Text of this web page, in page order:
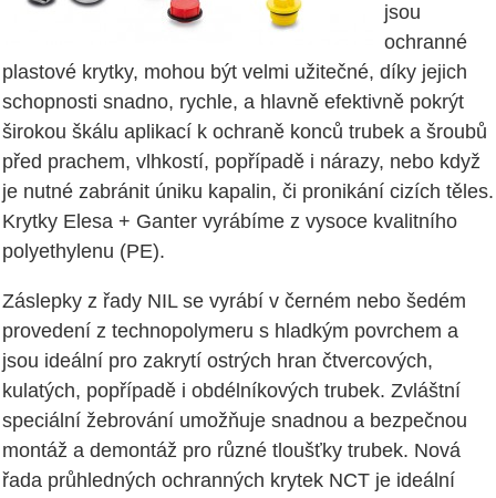
jsou
ochranné
plastové krytky, mohou být velmi užitečné, díky jejich
schopnosti snadno, rychle, a hlavně efektivně pokrýt
širokou škálu aplikací k ochraně konců trubek a šroubů
před prachem, vlhkostí, popřípadě i nárazy, nebo když
je nutné zabránit úniku kapalin, či pronikání cizích těles.
Krytky Elesa + Ganter vyrábíme z vysoce kvalitního
polyethylenu (PE).
Záslepky z řady NIL se vyrábí v černém nebo šedém
provedení z technopolymeru s hladkým povrchem a
jsou ideální pro zakrytí ostrých hran čtvercových,
kulatých, popřípadě i obdélníkových trubek. Zvláštní
speciální žebrování umožňuje snadnou a bezpečnou
montáž a demontáž pro různé tloušťky trubek. Nová
řada průhledných ochranných krytek NCT je ideální